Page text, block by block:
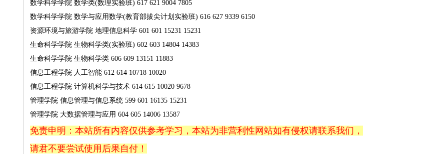
数学科学学院 数学类(数理实验班) 617 621 9004 7805
数学科学学院 数学与应用数学(教育部拔尖计划实验班) 616 627 9339 6150
资源环境与旅游学院 地理信息科学 601 601 15231 15231
生命科学学院 生物科学类(实验班) 602 603 14804 14383
生命科学学院 生物科学类 606 609 13151 11883
信息工程学院 人工智能 612 614 10718 10020
信息工程学院 计算机科学与技术 614 615 10020 9678
管理学院 信息管理与信息系统 599 601 16135 15231
管理学院 大数据管理与应用 604 605 14006 13587
免责申明：本站所有内容仅供参考学习，本站为非营利性网站如有侵权请联系我们，
请君不要尝试使用后果自付！